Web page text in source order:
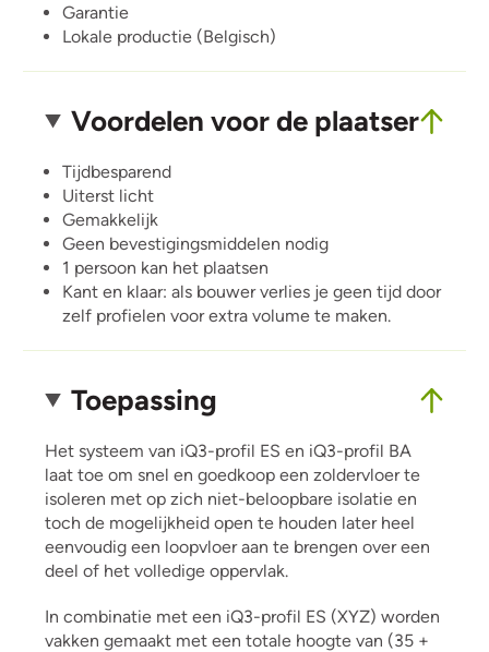
Garantie
Lokale productie (Belgisch)
Voordelen voor de plaatser
Tijdbesparend
Uiterst licht
Gemakkelijk
Geen bevestigingsmiddelen nodig
1 persoon kan het plaatsen
Kant en klaar: als bouwer verlies je geen tijd door
zelf profielen voor extra volume te maken.
Toepassing
Het systeem van iQ3-profil ES en iQ3-profil BA
laat toe om snel en goedkoop een zoldervloer te
isoleren met op zich niet-beloopbare isolatie en
toch de mogelijkheid open te houden later heel
eenvoudig een loopvloer aan te brengen over een
deel of het volledige oppervlak.
In combinatie met een iQ3-profil ES (XYZ) worden
vakken gemaakt met een totale hoogte van (35 +